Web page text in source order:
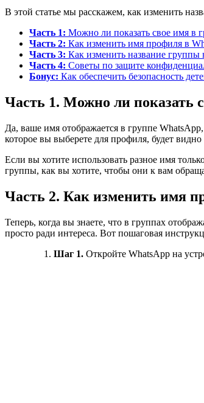
В этой статье мы расскажем, как изменить
Часть 1: Можно ли показать свое имя в
Часть 2: Как изменить имя профиля в
Часть 3: Как изменить название группы
Часть 4: Советы по защите
Бонус: Как обеспечить безопасность
Часть 1. Можно ли показать
Да, ваше имя отображается в группе
которое вы выберете для профиля, будет
Если вы хотите использовать разное имя
группы, как вы хотите, чтобы они к вам
Часть 2. Как изменить имя
Теперь, когда вы знаете, что в группах
просто ради интереса. Вот пошаговая
Шаг 1. Откройте WhatsApp на